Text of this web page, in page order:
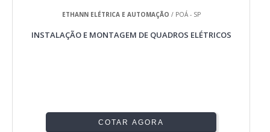
ETHANN ELÉTRICA E AUTOMAÇÃO / POÁ - SP
INSTALAÇÃO E MONTAGEM DE QUADROS ELÉTRICOS
COTAR AGORA